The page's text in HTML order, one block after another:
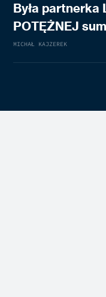
Była partnerka
POTĘŻNEJ
MICHAŁ KAJZEREK